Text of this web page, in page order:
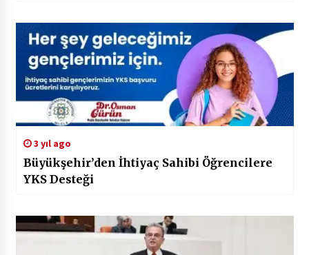
3 yıl ago
Büyükşehir’den İhtiyaç Sahibi Öğrencilere
YKS Desteği